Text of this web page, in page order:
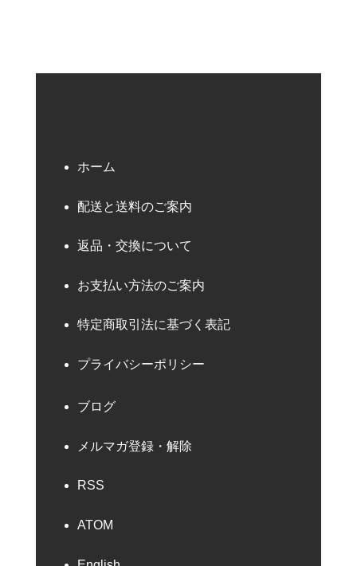
ホーム
配送と送料のご案内
返品・交換について
お支払い方法のご案内
特定商取引法に基づく表記
プライバシーポリシー
ブログ
メルマガ登録・解除
RSS
ATOM